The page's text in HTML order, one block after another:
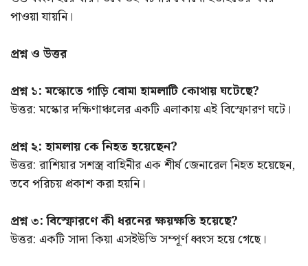
পাওয়া যায়নি।
প্রশ্ন ও উত্তর
প্রশ্ন ১: মস্কোতে গাড়ি বোমা হামলাটি কোথায় ঘটেছে?
উত্তর: মস্কোর দক্ষিণাঞ্চলের একটি এলাকায় এই বিস্ফোরণ ঘটে।
প্রশ্ন ২: হামলায় কে নিহত হয়েছেন?
উত্তর: রাশিয়ার সশস্ত্র বাহিনীর এক শীর্ষ জেনারেল নিহত হয়েছেন,
তবে পরিচয় প্রকাশ করা হয়নি।
প্রশ্ন ৩: বিস্ফোরণে কী ধরনের ক্ষয়ক্ষতি হয়েছে?
উত্তর: একটি সাদা কিয়া এসইউভি সম্পূর্ণ ধ্বংস হয়ে গেছে।